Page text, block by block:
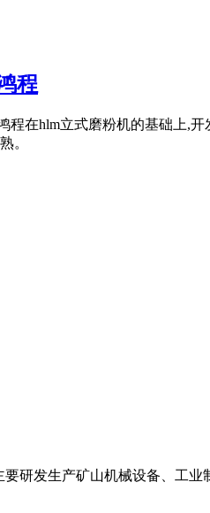
程
在hlm立式磨粉机的基础上,
。
研发生产矿山机械设备、工